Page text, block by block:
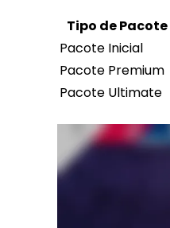
Tipo de
Pacote Inicial
Pacote Premium
Pacote Ultimate